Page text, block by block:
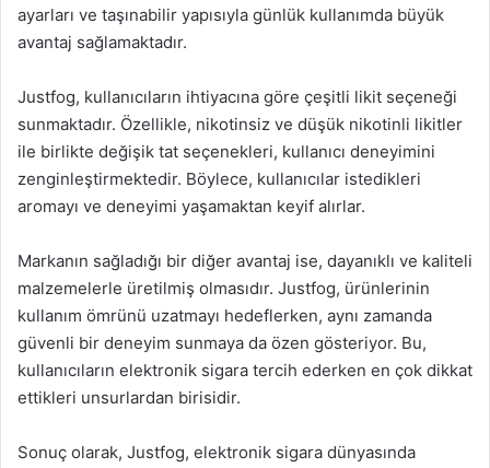
ayarları ve taşınabilir yapısıyla günlük kullanımda büyük
avantaj sağlamaktadır.
Justfog, kullanıcıların ihtiyacına göre çeşitli likit seçeneği
sunmaktadır. Özellikle, nikotinsiz ve düşük nikotinli likitler
ile birlikte değişik tat seçenekleri, kullanıcı deneyimini
zenginleştirmektedir. Böylece, kullanıcılar istedikleri
aromayı ve deneyimi yaşamaktan keyif alırlar.
Markanın sağladığı bir diğer avantaj ise, dayanıklı ve kaliteli
malzemelerle üretilmiş olmasıdır. Justfog, ürünlerinin
kullanım ömrünü uzatmayı hedeflerken, aynı zamanda
güvenli bir deneyim sunmaya da özen gösteriyor. Bu,
kullanıcıların elektronik sigara tercih ederken en çok dikkat
ettikleri unsurlardan birisidir.
Sonuç olarak, Justfog, elektronik sigara dünyasında